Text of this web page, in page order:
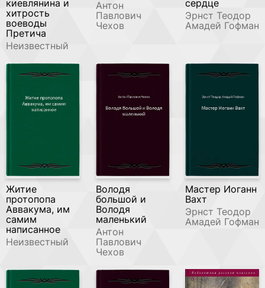
киевлянина и
хитрость
воеводы
Претича
Неизвестный
Антон
Павлович
Чехов
сердце
Эрнст Теодор
Амадей Гофман
Житие
протопопа
Аввакума, им
самим
написанное
Неизвестный
Володя
большой и
Володя
маленький
Антон
Павлович
Чехов
Мастер Иоганн
Вахт
Эрнст Теодор
Амадей Гофман